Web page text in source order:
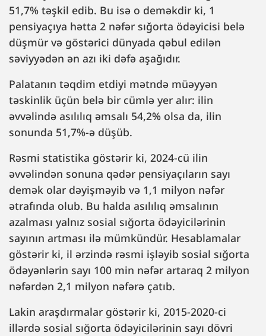
51,7% təşkil edib. Bu isə o deməkdir ki, 1
pensiyaçıya hətta 2 nəfər sığorta ödəyicisi belə
düşmür və göstərici dünyada qəbul edilən
səviyyədən ən azı iki dəfə aşağıdır.
Palatanın təqdim etdiyi mətndə müəyyən
təskinlik üçün belə bir cümlə yer alır: ilin
əvvəlində asılılıq əmsalı 54,2% olsa da, ilin
sonunda 51,7%-ə düşüb.
Rəsmi statistika göstərir ki, 2024-cü ilin
əvvəlindən sonuna qədər pensiyaçıların sayı
demək olar dəyişməyib və 1,1 milyon nəfər
ətrafında olub. Bu halda asılılıq əmsalının
azalması yalnız sosial sığorta ödəyicilərinin
sayının artması ilə mümkündür. Hesablamalar
göstərir ki, il ərzində rəsmi işləyib sosial sığorta
ödəyənlərin sayı 100 min nəfər artaraq 2 milyon
nəfərdən 2,1 milyon nəfərə çatıb.
Lakin araşdırmalar göstərir ki, 2015-2020-ci
illərdə sosial sığorta ödəyicilərinin sayı dövri